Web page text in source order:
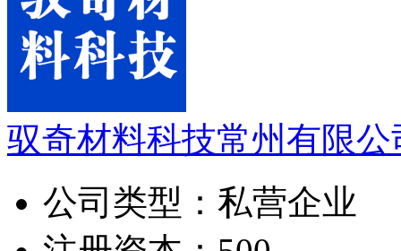
驭奇材料科技常州有限公
公司类型： 私营企业